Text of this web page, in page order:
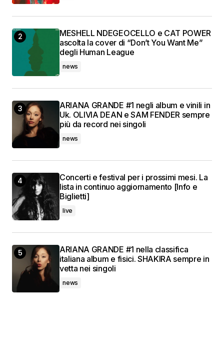
MESHELL NDEGEOCELLO e CAT POWER
ascolta la cover di “Don’t You Want Me”
degli Human League
news
ARIANA GRANDE #1 negli album e vinili in
Uk. OLIVIA DEAN e SAM FENDER sempre
più da record nei singoli
news
Concerti e festival per i prossimi mesi. La
lista in continuo aggiornamento [Info e
Biglietti]
live
ARIANA GRANDE #1 nella classifica
italiana album e fisici. SHAKIRA sempre in
vetta nei singoli
news